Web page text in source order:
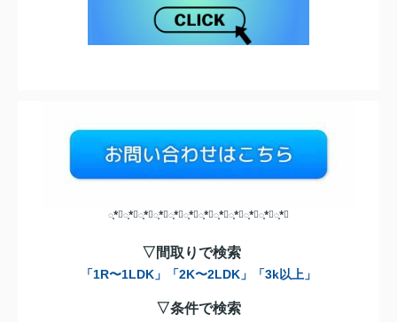
◌̥*⃝◌̥*⃝◌̥*⃝◌̥*⃝◌̥*⃝◌̥*⃝◌̥*⃝◌̥*⃝◌̥*⃝◌̥*⃝◌̥*⃝◌̥*⃝
▽間取りで検索
「1R〜1LDK」 「2K〜2LDK」 「3k以上」
▽条件で検索